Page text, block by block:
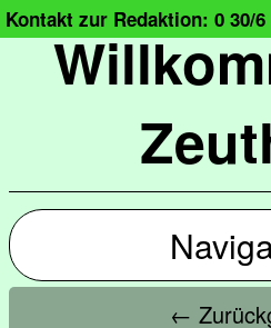
Kontakt zur Redaktion: 0 30/6
←